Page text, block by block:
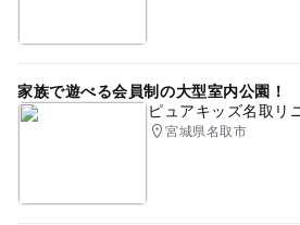
家族で遊べる会員制の大型室内公園！
ピュアキッズ名取リ
宮城県名取市